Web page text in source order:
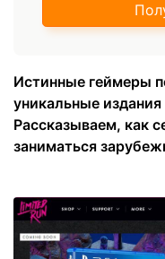
Истинные геймеры
уникальные
Рассказываем, как
заниматься